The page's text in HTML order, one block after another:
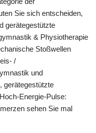
Sie sich entscheiden,
gerätegestützte
& Physiotherapie
Stoßwellen
/
und
gerätegestützte
Energie-Pulse:
sehen Sie mal